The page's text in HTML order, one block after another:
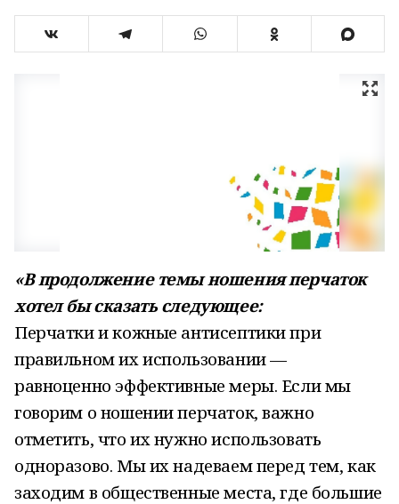
«В продолжение темы ношения перчаток
хотел бы сказать следующее:
Перчатки и кожные антисептики при
правильном их использовании —
равноценно эффективные меры. Если мы
говорим о ношении перчаток, важно
отметить, что их нужно использовать
одноразово. Мы их надеваем перед тем, как
заходим в общественные места, где большие